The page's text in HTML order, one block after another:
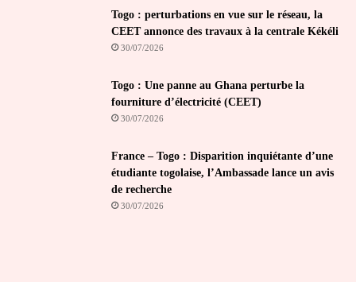
Togo : perturbations en vue sur le réseau, la
CEET annonce des travaux à la centrale Kékéli
30/07/2026
Togo : Une panne au Ghana perturbe la
fourniture d’électricité (CEET)
30/07/2026
France – Togo : Disparition inquiétante d’une
étudiante togolaise, l’Ambassade lance un avis
de recherche
30/07/2026